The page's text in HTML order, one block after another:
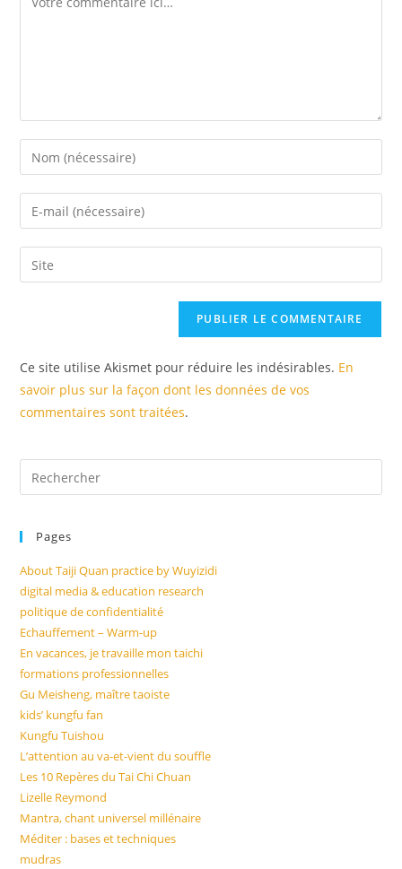
Ce site utilise Akismet pour réduire les indésirables. En
savoir plus sur la façon dont les données de vos
commentaires sont traitées.
Pages
About Taiji Quan practice by Wuyizidi
digital media & education research
politique de confidentialité
Echauffement – Warm-up
En vacances, je travaille mon taichi
formations professionnelles
Gu Meisheng, maître taoiste
kids’ kungfu fan
Kungfu Tuishou
L’attention au va-et-vient du souffle
Les 10 Repères du Tai Chi Chuan
Lizelle Reymond
Mantra, chant universel millénaire
Méditer : bases et techniques
mudras